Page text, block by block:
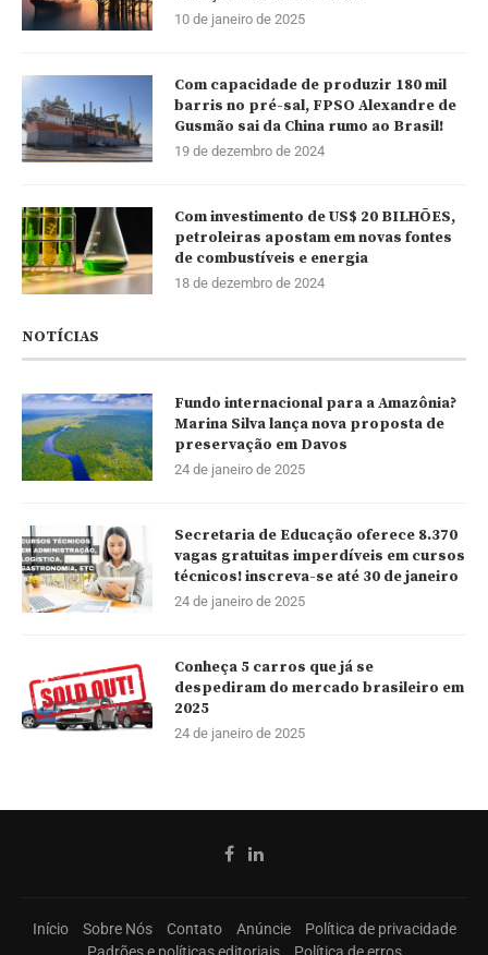
10 de janeiro de 2025
Com capacidade de produzir 180 mil
barris no pré-sal, FPSO Alexandre de
Gusmão sai da China rumo ao Brasil!
19 de dezembro de 2024
Com investimento de US$ 20 BILHÕES,
petroleiras apostam em novas fontes
de combustíveis e energia
18 de dezembro de 2024
NOTÍCIAS
Fundo internacional para a Amazônia?
Marina Silva lança nova proposta de
preservação em Davos
24 de janeiro de 2025
Secretaria de Educação oferece 8.370
vagas gratuitas imperdíveis em cursos
técnicos! inscreva-se até 30 de janeiro
24 de janeiro de 2025
Conheça 5 carros que já se
despediram do mercado brasileiro em
2025
24 de janeiro de 2025
Início Sobre Nós Contato Anúncie
Política de privacidade